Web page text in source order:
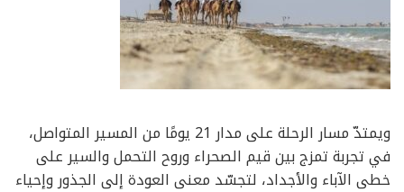
ويمتدّ مسار الرحلة على مدار 21 يومًا من المسير المتواصل،
في تجربة تمزج بين قيم الصحراء وروح التحمل والسير على
خطى الآباء والأجداد، لتجسّد معنى العودة إلى الجذور وإحياء